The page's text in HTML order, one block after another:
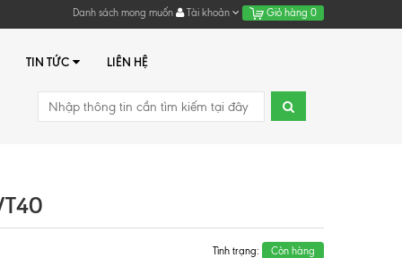
Danh sách mong muốn Tài khoản Giỏ hàng 0
TIN TỨC LIÊN HỆ
Tình trạng: Còn hàng